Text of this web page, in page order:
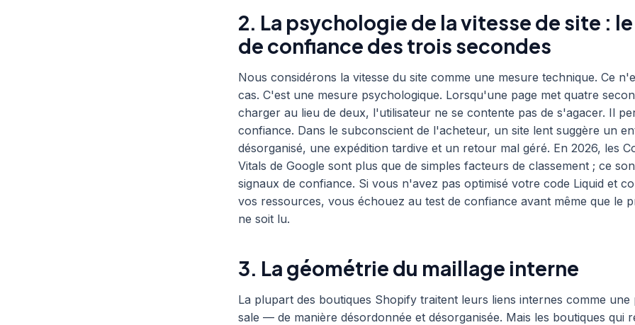
2. La psychologie de la vitesse de site :
de confiance des trois secondes
Nous considérons la vitesse du site comme une mesure technique. Ce
cas. C'est une mesure psychologique. Lorsqu'une page met quatre
charger au lieu de deux, l'utilisateur ne se contente pas de s'agacer. Il
confiance. Dans le subconscient de l'acheteur, un site lent suggère un
désorganisé, une expédition tardive et un retour mal géré. En 2026, les
Vitals de Google sont plus que de simples facteurs de classement ; ce
signaux de confiance. Si vous n'avez pas optimisé votre code Liquid et
vos ressources, vous échouez au test de confiance avant même que le
ne soit lu.
3. La géométrie du maillage interne
La plupart des boutiques Shopify traitent leurs liens internes comme une
sale — de manière désordonnée et désorganisée. Mais les boutiques qui